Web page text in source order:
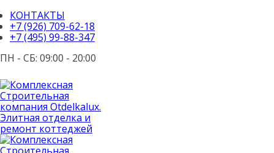
КОНТАКТЫ
+7 (926) 709-62-18
+7 (495) 99-88-347
ПН - СБ: 09:00 - 20:00